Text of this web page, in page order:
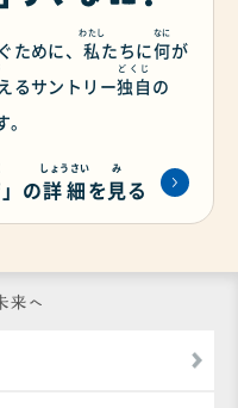
ために、 私
わたし
たちに何
なに
が
えるサントリー独自
どくじ
の
」の詳細
しょうさい
を見
み
る